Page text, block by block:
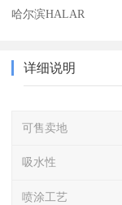
哈尔滨HALAR
详细说明
可售卖地
吸水性
喷涂工艺